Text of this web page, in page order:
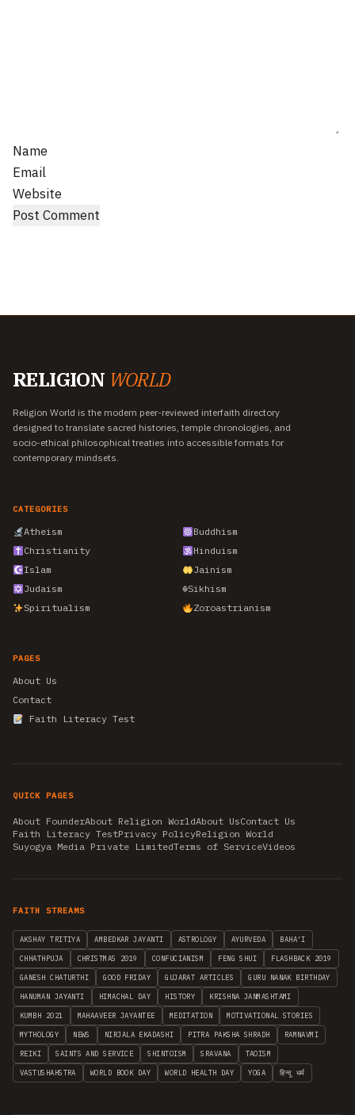
Name
Email
Website
RELIGION WORLD
Religion World is the modern peer-reviewed interfaith directory
designed to translate sacred histories, temple chronologies, and
socio-ethical philosophical treaties into accessible formats for
contemporary mindsets.
CATEGORIES
Atheism
Buddhism
Christianity
Hinduism
Islam
Jainism
Judaism
☬Sikhism
Spiritualism
Zoroastrianism
PAGES
About Us
Contact
Faith Literacy Test
QUICK PAGES
About FounderAbout Religion WorldAbout UsContact Us
Faith Literacy TestPrivacy PolicyReligion World
Suyogya Media Private LimitedTerms of ServiceVideos
FAITH STREAMS
AKSHAY TRITIYA AMBEDKAR JAYANTI ASTROLOGY AYURVEDA BAHA'I
CHHATHPUJA CHRISTMAS 2019 CONFUCIANISM FENG SHUI FLASHBACK 2019
GANESH CHATURTHI GOOD FRIDAY GUJARAT ARTICLES GURU NANAK BIRTHDAY
HANUMAN JAYANTI HIMACHAL DAY HISTORY KRISHNA JANMASHTAMI
KUMBH 2021 MAHAAVEER JAYANTEE MEDITATION MOTIVATIONAL STORIES
MYTHOLOGY NEWS NIRJALA EKADASHI PITRA PAKSHA SHRADH RAMNAVMI
REIKI SAINTS AND SERVICE SHINTOISM SRAVANA TAOISM
VASTUSHAHSTRA WORLD BOOK DAY WORLD HEALTH DAY YOGA हिन्दू धर्म